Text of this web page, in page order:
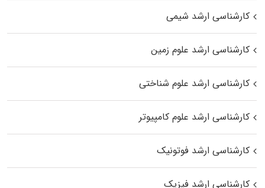
کارشناسی ارشد شیمی
کارشناسی ارشد علوم زمین
کارشناسی ارشد علوم شناختی
کارشناسی ارشد علوم کامپیوتر
کارشناسی ارشد فوتونیک
کارشناسی ارشد فیزیک